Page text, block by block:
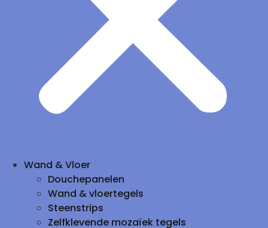
Wand & Vloer
Douchepanelen
Wand & vloertegels
Steenstrips
Zelfklevende mozaïek tegels